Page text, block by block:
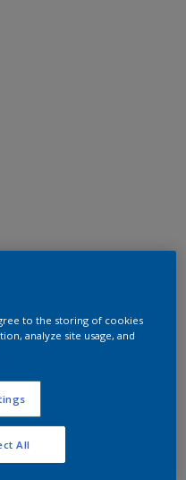
to the storing of cookies
analyze site usage, and
All